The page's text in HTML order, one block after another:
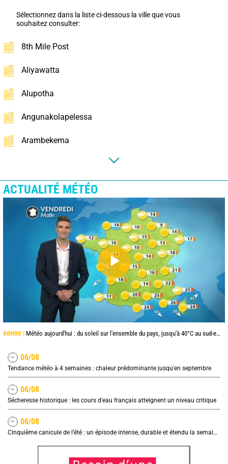
Sélectionnez dans la liste ci-dessous la ville que vous
souhaitez consulter:
8th Mile Post
Aliyawatta
Alupotha
Angunakolapelessa
Arambekema
ACTUALITÉ MÉTÉO
00H00 | Météo aujourd'hui : du soleil sur l'ensemble du pays, jusqu'à 40°C au sud-est
06/08
Tendance météo à 4 semaines : chaleur prédominante jusqu'en septembre
06/08
Sécheresse historique : les cours d'eau français atteignent un niveau critique
06/08
Cinquième canicule de l’été : un épisode intense, durable et étendu la semaine prochaine